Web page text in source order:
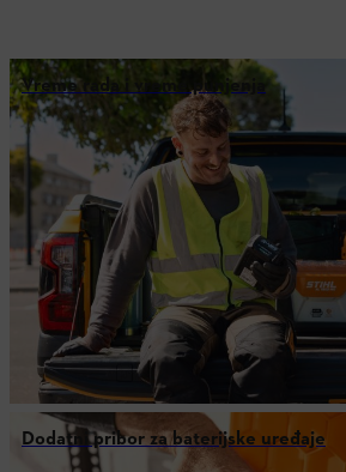
Vreme rada i vreme punjenja
Dodatni pribor za baterijske uređaje